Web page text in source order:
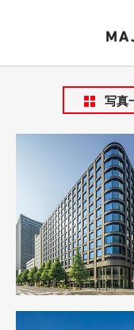
関連リンク
鹿島建設株式会社
個人情報保護方針
お問い合わせ
写真